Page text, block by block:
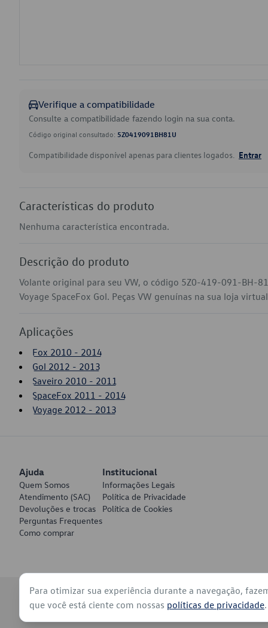
Verifique a compatibilidade
Consulte a compatibilidade fazendo login na sua conta.
Código original consultado: 5Z0419091BH81U
Compatibilidade disponível apenas para clientes logados. Entrar
Características do produto
Nenhuma característica encontrada.
Descrição do produto
Volante original para seu VW, o código 5Z0-419-091-BH-
Voyage SpaceFox Gol. Peças VW genuínas na sua loja
Aplicações
Fox 2010 - 2014
Gol 2012 - 2013
Saveiro 2010 - 2011
SpaceFox 2011 - 2014
Voyage 2012 - 2013
Ajuda
Quem Somos
Atendimento (SAC)
Devoluções e trocas
Perguntas Frequentes
Como comprar
Institucional
Informações Legais
Política de Privacidade
Política de Cookies
© 2026 - Volkswagen do Brasil - Todos os direitos reservados
Para otimizar sua experiência durante a navegação,
que você está ciente com nossas políticas de privacidade.